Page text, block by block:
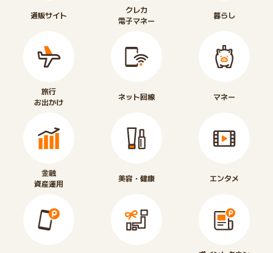
通販サイト
クレカ
電子マネー
暮らし
旅行
お出かけ
ネット回線 マネー
金融
資産運用
美容・健康 エンタメ